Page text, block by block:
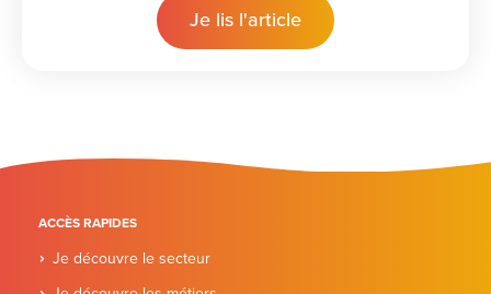
Je lis l'article
ACCÈS RAPIDES
Je découvre le secteur